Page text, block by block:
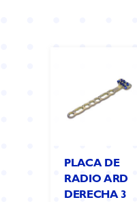
PLACA DE
RADIO ARD
DERECHA 3